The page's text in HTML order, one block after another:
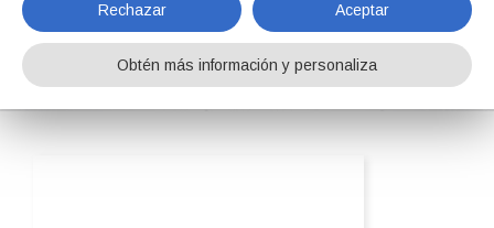
Teknox Srl
ipcm®Pedia Teknox Srl
Rechazar Aceptar
Obtén más información y personaliza